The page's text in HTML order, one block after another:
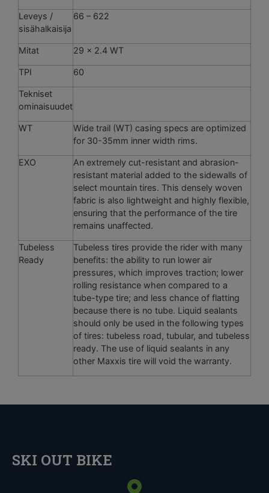
Leveys /
sisähalkaisija
66 – 622
Mitat 29 x 2.4 WT
TPI 60
Tekniset
ominaisuudet
WT
Wide trail (WT) casing specs are optimized
for 30-35mm inner width rims.
EXO
An extremely cut-resistant and abrasion-
resistant material added to the sidewalls of
select mountain tires. This densely woven
fabric is also lightweight and highly flexible,
ensuring that the performance of the tire
remains unaffected.
Tubeless
Ready
Tubeless tires provide the rider with many
benefits: the ability to run lower air
pressures, which improves traction; lower
rolling resistance when compared to a
tube-type tire; and less chance of flatting
because there is no tube. Liquid sealants
should only be used in the following types
of tires: tubeless road, tubular, and tubeless
ready. The use of liquid sealants in any
other Maxxis tire will void the warranty.
SKI OUT BIKE